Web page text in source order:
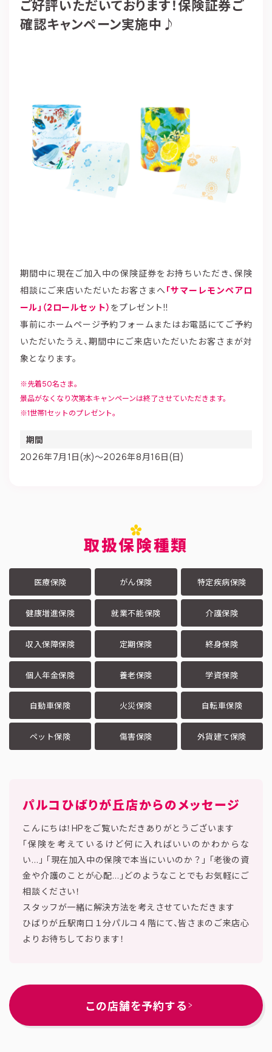
ご好評いただいております！保険証券ご
確認キャンペーン実施中♪
期間中に現在ご加入中の保険証券をお持ちいただき、保険
相談にご来店いただいたお客さまへ 「サマーレモンペアロ
ール」（2ロールセット） をプレゼント!!
事前にホームページ予約フォームまたはお電話にてご予約
いただいたうえ、期間中にご来店いただいたお客さまが対
象となります。
先着50名さま。
景品がなくなり次第本キャンペーンは終了させていただきます。
1世帯1セットのプレゼント。
期間
2026年7月1日(水)〜2026年8月16日(日)
取扱保険種類
医療保険 がん保険 特定疾病保険
健康増進保険 就業不能保険 介護保険
収入保障保険 定期保険 終身保険
個人年金保険 養老保険 学資保険
自動車保険 火災保険 自転車保険
ペット保険 傷害保険 外貨建て保険
パルコひばりが丘店からのメッセージ
こんにちは！HPをご覧いただきありがとうございます
「保険を考えているけど何に入ればいいのかわからな
い…」 「現在加入中の保険で本当にいいのか？」 「老後の資
金や介護のことが心配…」どのようなことでもお気軽にご
相談ください！
スタッフが一緒に解決方法を考えさせていただきます
ひばりが丘駅南口１分パルコ４階にて、皆さまのご来店心
よりお待ちしております！
この店舗を予約する